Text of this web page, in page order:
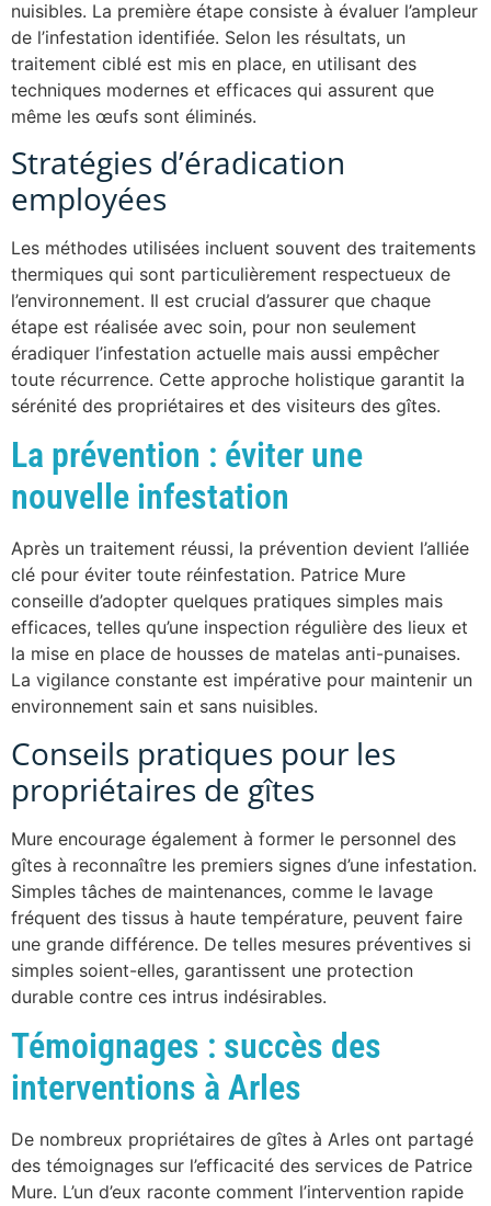
nuisibles. La première étape consiste à évaluer l’ampleur
de l’infestation identifiée. Selon les résultats, un
traitement ciblé est mis en place, en utilisant des
techniques modernes et efficaces qui assurent que
même les œufs sont éliminés.
Stratégies d’éradication
employées
Les méthodes utilisées incluent souvent des traitements
thermiques qui sont particulièrement respectueux de
l’environnement. Il est crucial d’assurer que chaque
étape est réalisée avec soin, pour non seulement
éradiquer l’infestation actuelle mais aussi empêcher
toute récurrence. Cette approche holistique garantit la
sérénité des propriétaires et des visiteurs des gîtes.
La prévention : éviter une
nouvelle infestation
Après un traitement réussi, la prévention devient l’alliée
clé pour éviter toute réinfestation. Patrice Mure
conseille d’adopter quelques pratiques simples mais
efficaces, telles qu’une inspection régulière des lieux et
la mise en place de housses de matelas anti-punaises.
La vigilance constante est impérative pour maintenir un
environnement sain et sans nuisibles.
Conseils pratiques pour les
propriétaires de gîtes
Mure encourage également à former le personnel des
gîtes à reconnaître les premiers signes d’une infestation.
Simples tâches de maintenances, comme le lavage
fréquent des tissus à haute température, peuvent faire
une grande différence. De telles mesures préventives si
simples soient-elles, garantissent une protection
durable contre ces intrus indésirables.
Témoignages : succès des
interventions à Arles
De nombreux propriétaires de gîtes à Arles ont partagé
des témoignages sur l’efficacité des services de Patrice
Mure. L’un d’eux raconte comment l’intervention rapide